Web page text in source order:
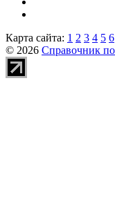
Карта сайта: 1 2 3 4 5 6
© 2026 Справочник